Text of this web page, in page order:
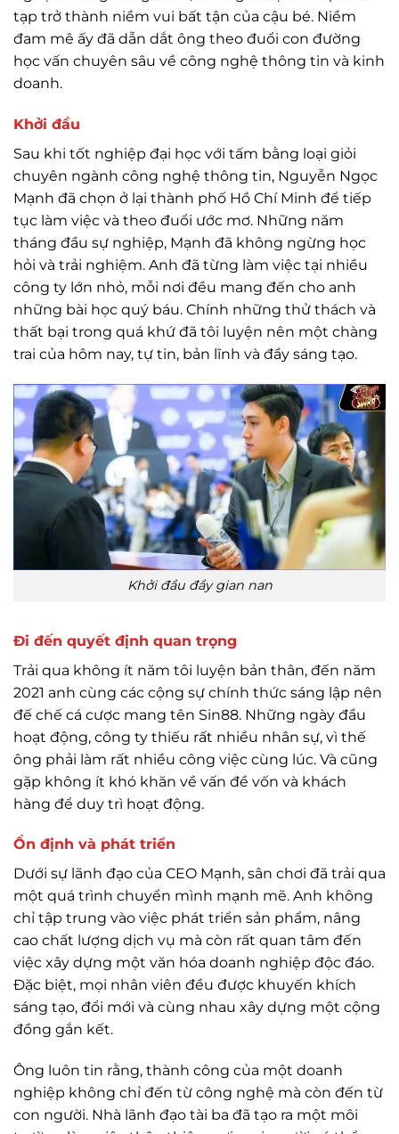
tạp trở thành niềm vui bất tận của cậu bé. Niềm
đam mê ấy đã dẫn dắt ông theo đuổi con đường
học vấn chuyên sâu về công nghệ thông tin và kinh
doanh.
Khởi đầu
Sau khi tốt nghiệp đại học với tấm bằng loại giỏi
chuyên ngành công nghệ thông tin, Nguyễn Ngọc
Mạnh đã chọn ở lại thành phố Hồ Chí Minh để tiếp
tục làm việc và theo đuổi ước mơ. Những năm
tháng đầu sự nghiệp, Mạnh đã không ngừng học
hỏi và trải nghiệm. Anh đã từng làm việc tại nhiều
công ty lớn nhỏ, mỗi nơi đều mang đến cho anh
những bài học quý báu. Chính những thử thách và
thất bại trong quá khứ đã tôi luyện nên một chàng
trai của hôm nay, tự tin, bản lĩnh và đầy sáng tạo.
Khởi đầu đầy gian nan
Đi đến quyết định quan trọng
Trải qua không ít năm tôi luyện bản thân, đến năm
2021 anh cùng các cộng sự chính thức sáng lập nên
đế chế cá cược mang tên Sin88. Những ngày đầu
hoạt động, công ty thiếu rất nhiều nhân sự, vì thế
ông phải làm rất nhiều công việc cùng lúc. Và cũng
gặp không ít khó khăn về vấn đề vốn và khách
hàng để duy trì hoạt động.
Ổn định và phát triển
Dưới sự lãnh đạo của CEO Mạnh, sân chơi đã trải qua
một quá trình chuyển mình mạnh mẽ. Anh không
chỉ tập trung vào việc phát triển sản phẩm, nâng
cao chất lượng dịch vụ mà còn rất quan tâm đến
việc xây dựng một văn hóa doanh nghiệp độc đáo.
Đặc biệt, mọi nhân viên đều được khuyến khích
sáng tạo, đổi mới và cùng nhau xây dựng một cộng
đồng gắn kết.
Ông luôn tin rằng, thành công của một doanh
nghiệp không chỉ đến từ công nghệ mà còn đến từ
con người. Nhà lãnh đạo tài ba đã tạo ra một môi